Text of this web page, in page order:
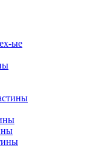
ые